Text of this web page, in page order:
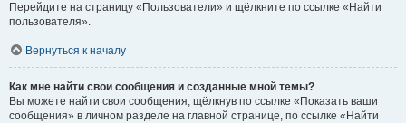
Перейдите на страницу «Пользователи» и щёлкните по ссылке «Найти
пользователя».
Вернуться к началу
Как мне найти свои сообщения и созданные мной темы?
Вы можете найти свои сообщения, щёлкнув по ссылке «Показать ваши
сообщения» в личном разделе на главной странице, по ссылке «Найти